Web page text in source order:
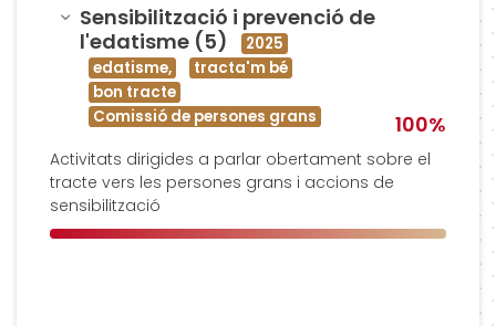
Amagar
Sensibilització i prevenció de
l'edatisme (5)
2025
edatisme,
tracta'm bé
bon tracte
Comissió de persones grans
100%
Activitats dirigides a parlar obertament sobre el
tracte vers les persones grans i accions de
sensibilització